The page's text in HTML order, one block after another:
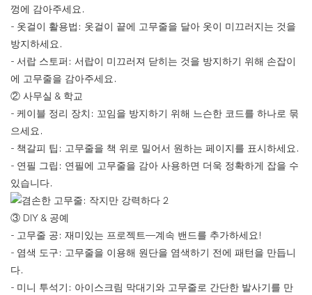
껑에 감아주세요.
- 옷걸이 활용법: 옷걸이 끝에 고무줄을 달아 옷이 미끄러지는 것을
방지하세요.
- 서랍 스토퍼: 서랍이 미끄러져 닫히는 것을 방지하기 위해 손잡이
에 고무줄을 감아주세요.
② 사무실 & 학교
- 케이블 정리 장치: 꼬임을 방지하기 위해 느슨한 코드를 하나로 묶
으세요.
- 책갈피 팁: 고무줄을 책 위로 밀어서 원하는 페이지를 표시하세요.
- 연필 그립: 연필에 고무줄을 감아 사용하면 더욱 정확하게 잡을 수
있습니다.
③ DIY & 공예
- 고무줄 공: 재미있는 프로젝트—계속 밴드를 추가하세요!
- 염색 도구: 고무줄을 이용해 원단을 염색하기 전에 패턴을 만듭니
다.
- 미니 투석기: 아이스크림 막대기와 고무줄로 간단한 발사기를 만